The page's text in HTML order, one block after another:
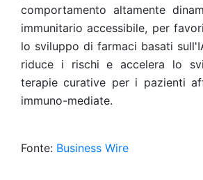
comportamento altamente
immunitario accessibile, per
lo sviluppo di farmaci basati
riduce i rischi e accelera lo
terapie curative per i pazienti
immuno-mediate.
Fonte: Business Wire